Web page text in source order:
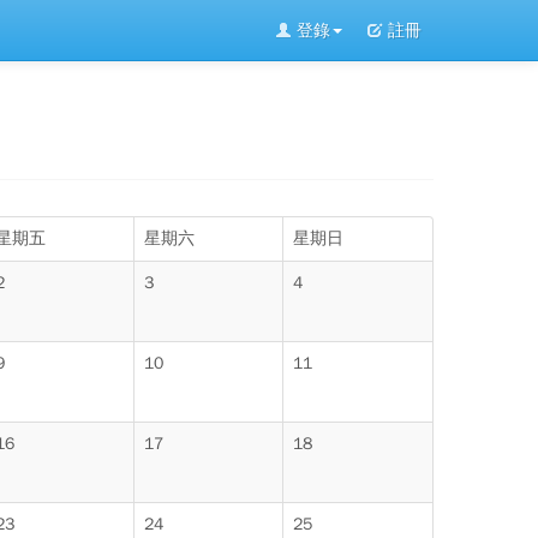
登錄 註冊
期五 星期六 星期日
3 4
10 11
17 18
24 25